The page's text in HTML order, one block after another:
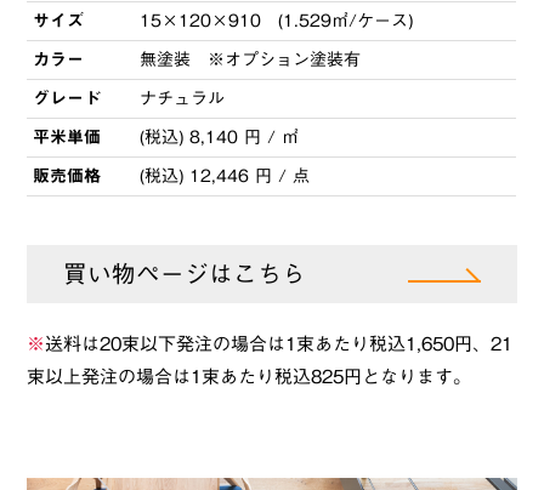
サイズ 15×120×910 (1.529㎡/ケース)
カラー 無塗装 ※オプション塗装有
グレード ナチュラル
平米単価 (税込) 8,140 円 / ㎡
販売価格 (税込) 12,446 円 / 点
買い物ページはこちら
※ 送料は20束以下発注の場合は1束あたり税込1,650円、21
束以上発注の場合は1束あたり税込825円となります。